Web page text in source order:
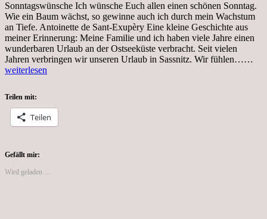
Sonntagswünsche Ich wünsche Euch allen einen schönen Sonntag.
Wie ein Baum wächst, so gewinne auch ich durch mein Wachstum
an Tiefe. Antoinette de Sant-Exupèry Eine kleine Geschichte aus
meiner Erinnerung: Meine Familie und ich haben viele Jahre einen
wunderbaren Urlaub an der Ostseeküste verbracht. Seit vielen
Jahren verbringen wir unseren Urlaub in Sassnitz. Wir fühlen……
weiterlesen
Teilen mit:
Teilen
Gefällt mir:
Wird geladen …